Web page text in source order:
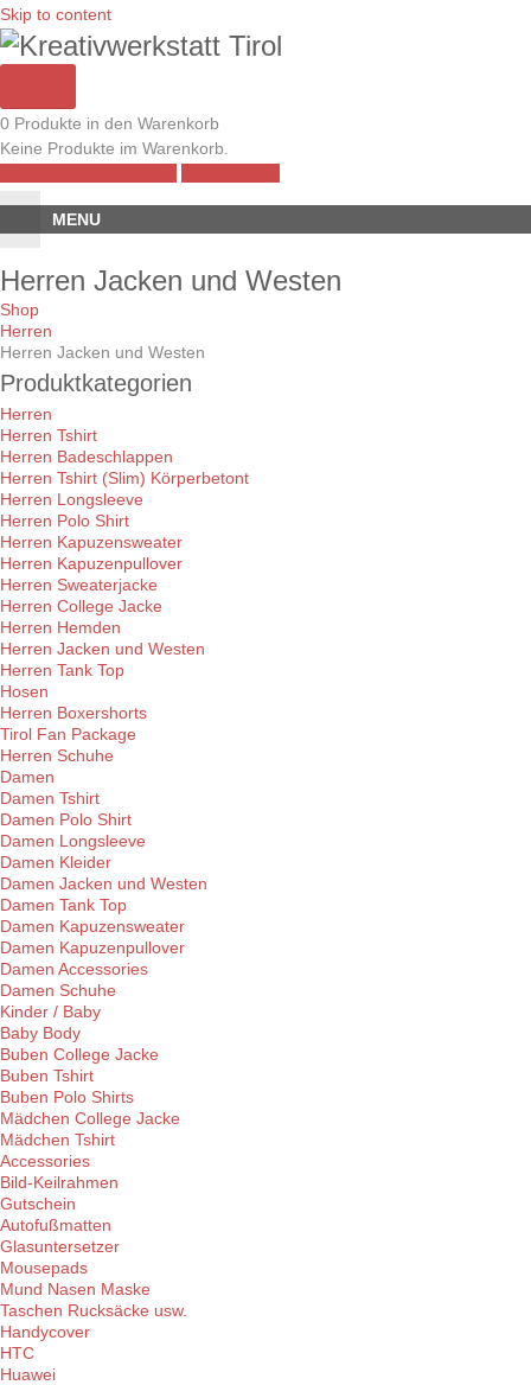
Skip to content
0 Produkte in den Warenkorb
Keine Produkte im Warenkorb.
MENU
Herren Jacken und Westen
Shop
Herren
Herren Jacken und Westen
Produktkategorien
Herren
Herren Tshirt
Herren Badeschlappen
Herren Tshirt (Slim) Körperbetont
Herren Longsleeve
Herren Polo Shirt
Herren Kapuzensweater
Herren Kapuzenpullover
Herren Sweaterjacke
Herren College Jacke
Herren Hemden
Herren Jacken und Westen
Herren Tank Top
Hosen
Herren Boxershorts
Tirol Fan Package
Herren Schuhe
Damen
Damen Tshirt
Damen Polo Shirt
Damen Longsleeve
Damen Kleider
Damen Jacken und Westen
Damen Tank Top
Damen Kapuzensweater
Damen Kapuzenpullover
Damen Accessories
Damen Schuhe
Kinder / Baby
Baby Body
Buben College Jacke
Buben Tshirt
Buben Polo Shirts
Mädchen College Jacke
Mädchen Tshirt
Accessories
Bild-Keilrahmen
Gutschein
Autofußmatten
Glasuntersetzer
Mousepads
Mund Nasen Maske
Taschen Rucksäcke usw.
Handycover
HTC
Huawei